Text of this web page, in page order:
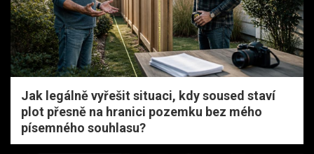
Jak legálně vyřešit situaci, kdy soused staví
plot přesně na hranici pozemku bez mého
písemného souhlasu?